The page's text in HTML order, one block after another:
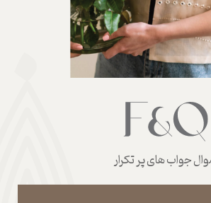
جواب های پر تکرار